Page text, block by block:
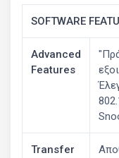
SOFTWARE
Advanced
Features
Transfer